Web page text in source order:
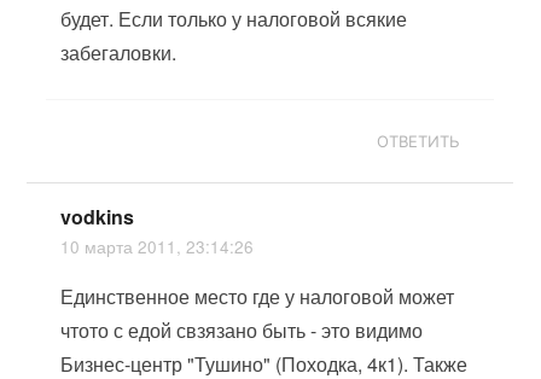
будет. Если только у налоговой всякие
забегаловки.
ОТВЕТИТЬ
vodkins
10 марта 2011, 23:14:26
Единственное место где у налоговой может
чтото с едой свзязано быть - это видимо
Бизнес-центр "Тушино" (Походка, 4к1). Также